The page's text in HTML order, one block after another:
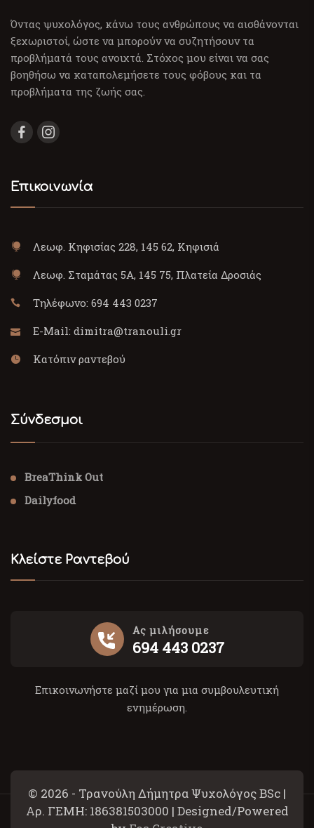
Όντας ψυχολόγος, κάνω τους ανθρώπους να αισθάνονται
ξεχωριστοί, ώστε να μπορούν να συζητήσουν τα
προβλήματά τους ανοιχτά. Στόχος μου είναι να σας
βοηθήσω να καταπολεμήσετε τους φόβους και τα
προβλήματα της ζωής σας.
Επικοινωνία
Λεωφ. Κηφισίας 228, 145 62, Κηφισιά
Λεωφ. Σταμάτας 5Α, 145 75, Πλατεία Δροσιάς
Τηλέφωνο: 694 443 0237
E-Mail: dimitra@tranouli.gr
Κατόπιν ραντεβού
Σύνδεσμοι
BreaThink Out
Dailyfood
Κλείστε Ραντεβού
Ας μιλήσουμε
694 443 0237
Επικοινωνήστε μαζί μου για μια συμβουλευτική
ενημέρωση.
© 2026 - Τρανούλη Δήμητρα Ψυχολόγος BSc |
Αρ. ΓΕΜΗ: 186381503000 | Designed/Powered